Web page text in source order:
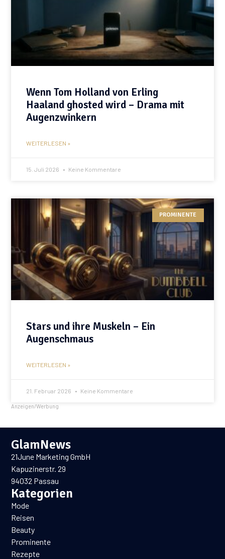
Wenn Tom Holland von Erling
Haaland ghosted wird – Drama mit
Augenzwinkern
WEITERLESEN »
15. Juli 2026 Keine Kommentare
PROMINENTE
Stars und ihre Muskeln – Ein
Augenschmaus
WEITERLESEN »
21. Februar 2026 Keine Kommentare
Anzeigen/Werbung
GlamNews
21June Marketing GmbH
Kapuzinerstr. 29
94032 Passau
Kategorien
Mode
Reisen
Beauty
Prominente
Rezepte